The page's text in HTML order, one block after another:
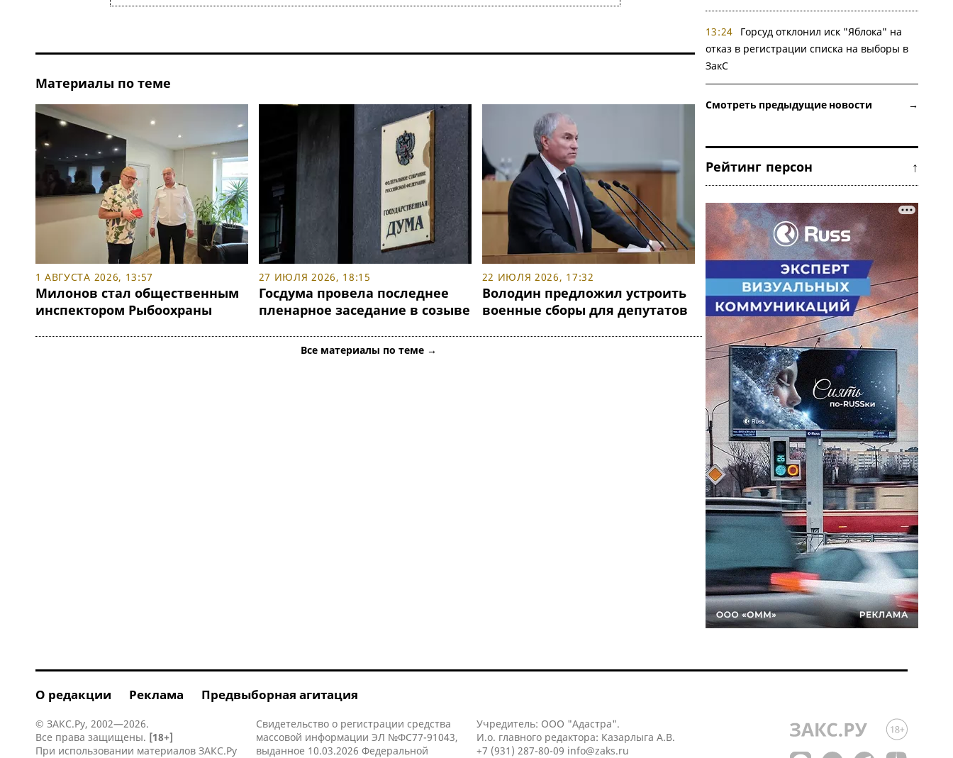
Материалы по теме
1 АВГУСТА 2026, 13:57
Милонов стал общественным
инспектором Рыбоохраны
27 ИЮЛЯ 2026, 18:15
Госдума провела последнее
пленарное заседание в созыве
22 ИЮЛЯ 2026, 17:32
Володин предложил устроить
военные сборы для депутатов
Все материалы по теме →
13:24
Горсуд отклонил иск "Яблока" на
отказ в регистрации списка на выборы в
ЗакС
Смотреть предыдущие новости →
Рейтинг персон ↑
О редакции Реклама Предвыборная агитация
© ЗАКС.Ру, 2002—2026.
Все права защищены. [18+]
При использовании материалов ЗАКС.Ру
Свидетельство о регистрации средства
массовой информации ЭЛ №ФС77-91043,
выданное 10.03.2026 Федеральной
Учредитель: ООО "Адастра".
И.о. главного редактора: Казарлыга А.В.
+7 (931) 287-80-09 info@zaks.ru